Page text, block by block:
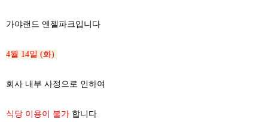
가야랜드 엔젤파크입니다
4월 14일 (화)
회사 내부 사정으로 인하여
식당 이용이 불가 합니다